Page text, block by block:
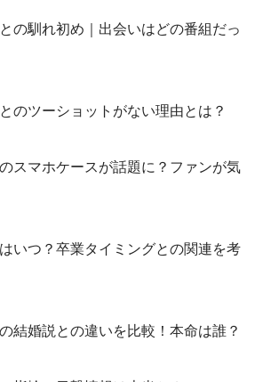
の馴れ初め｜出会いはどの番組だっ
のツーショットがない理由とは？
スマホケースが話題に？ファンが気
いつ？卒業タイミングとの関連を考
結婚説との違いを比較！本命は誰？